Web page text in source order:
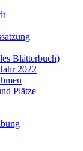
Blätterbuch)
2022
Plätze